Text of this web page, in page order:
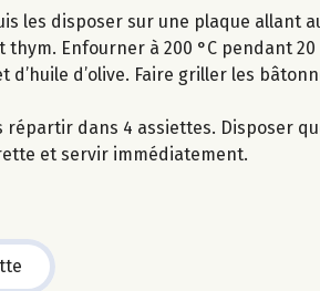
les disposer sur une plaque allant
thym. Enfourner à 200 °C pendant
d’olive. Faire griller les
répartir dans 4 assiettes. Disposer
et servir immédiatement.